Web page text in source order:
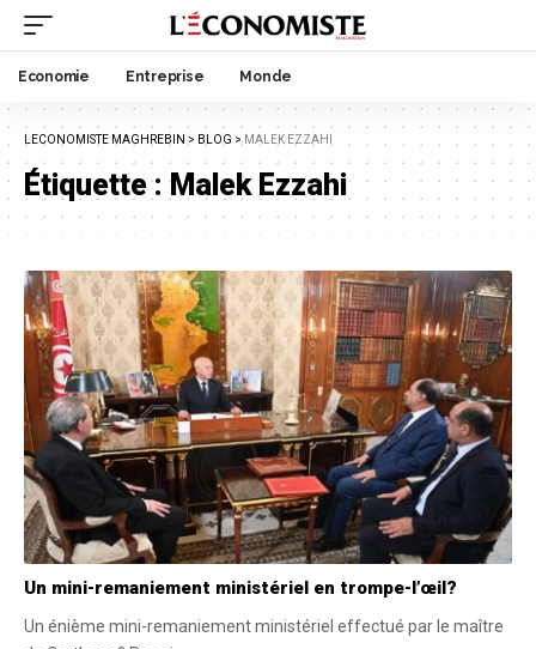
Economie Entreprise Monde
LECONOMISTE MAGHREBIN > BLOG > MALEK EZZAHI
Étiquette :Malek Ezzahi
Un mini-remaniement ministériel en trompe-l’œil?
Un énième mini-remaniement ministériel effectué par le maître